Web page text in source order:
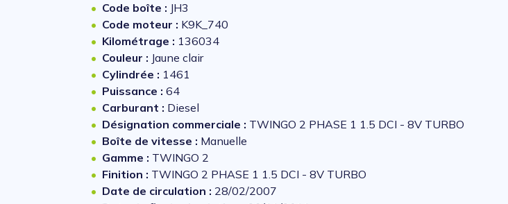
Code boîte : JH3
Code moteur : K9K_740
Kilométrage : 136034
Couleur : Jaune clair
Cylindrée : 1461
Puissance : 64
Carburant : Diesel
Désignation commerciale : TWINGO 2 PHASE 1 1.5 DCI - 8V TURBO
Boîte de vitesse : Manuelle
Gamme : TWINGO 2
Finition : TWINGO 2 PHASE 1 1.5 DCI - 8V TURBO
Date de circulation : 28/02/2007